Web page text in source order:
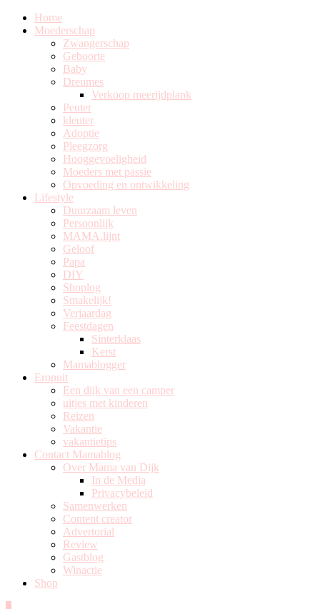
Home
Moederschap
Zwangerschap
Geboorte
Baby
Dreumes
Verkoop meerijdplank
Peuter
kleuter
Adoptie
Pleegzorg
Hooggevoeligheid
Moeders met passie
Opvoeding en ontwikkeling
Lifestyle
Duurzaam leven
Persoonlijk
MAMA.lijnt
Geloof
Papa
DIY
Shoplog
Smakelijk!
Verjaardag
Feestdagen
Sinterklaas
Kerst
Mamablogger
Eropuit
Een dijk van een camper
uitjes met kinderen
Reizen
Vakantie
vakantietips
Contact Mamablog
Over Mama van Dijk
In de Media
Privacybeleid
Samenwerken
Content creator
Advertorial
Review
Gastblog
Winactie
Shop